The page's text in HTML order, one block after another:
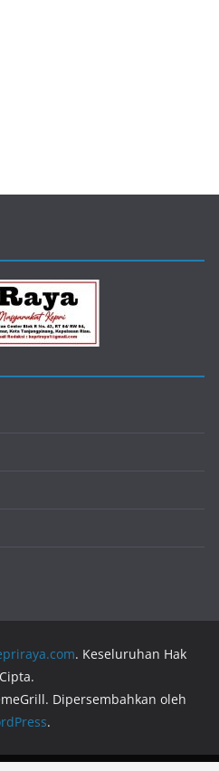
. Keseluruhan Hak
Cipta.
Dipersembahkan oleh
.